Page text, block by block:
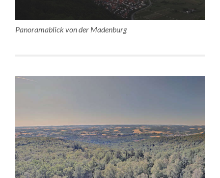
Panoramablick von der Madenburg